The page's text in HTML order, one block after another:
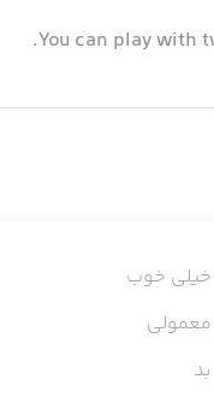
You can play with
خیلی خوب
معمولی
بد